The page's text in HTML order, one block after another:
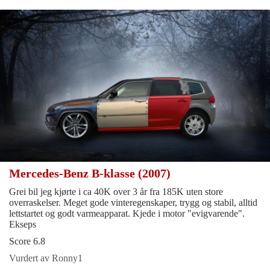
Mercedes-Benz B-klasse (2007)
Grei bil jeg kjørte i ca 40K over 3 år fra 185K uten store
overraskelser. Meget gode vinteregenskaper, trygg og stabil, alltid
lettstartet og godt varmeapparat. Kjede i motor "evigvarende".
Ekseps
Score 6.8
Vurdert av Ronny1